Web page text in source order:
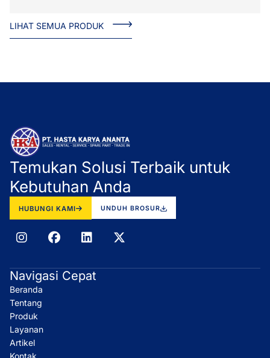
LIHAT SEMUA PRODUK
Temukan Solusi Terbaik untuk
Kebutuhan Anda
HUBUNGI KAMI UNDUH BROSUR
I
n
t
a
g
r
a
m
F
a
e
b
L
i
k
e
X
-
w
Navigasi Cepat
Beranda
Tentang
Produk
Layanan
Artikel
Kontak